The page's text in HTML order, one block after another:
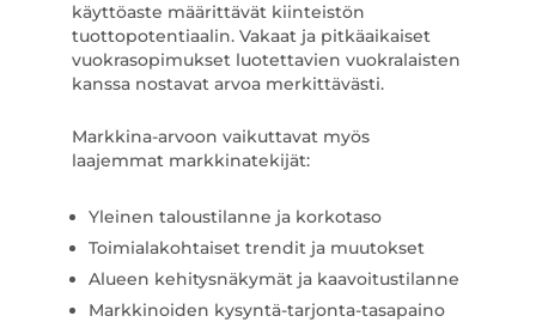
käyttöaste määrittävät kiinteistön
tuottopotentiaalin. Vakaat ja pitkäaikaiset
vuokrasopimukset luotettavien vuokralaisten
kanssa nostavat arvoa merkittävästi.
Markkina-arvoon vaikuttavat myös
laajemmat markkinatekijät:
Yleinen taloustilanne ja korkotaso
Toimialakohtaiset trendit ja muutokset
Alueen kehitysnäkymät ja kaavoitustilanne
Markkinoiden kysyntä-tarjonta-tasapaino